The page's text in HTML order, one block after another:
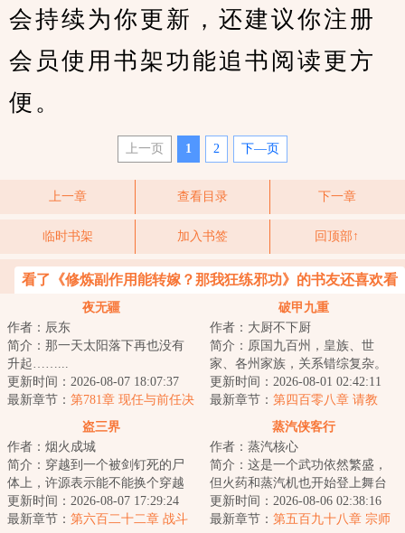
会持续为你更新，还建议你注册
会员使用书架功能追书阅读更方
便。
上一页 1 2 下—页
上一章 查看目录 下一章
临时书架 加入书签 回顶部↑
看了《修炼副作用能转嫁？那我狂练邪功》的书友还喜欢看
夜无疆
作者：辰东
简介：那一天太阳落下再也没有
升起……...
更新时间：2026-08-07 18:07:37
最新章节： 第781章 现任与前任决
破甲九重
作者：大厨不下厨
简介：原国九百州，皇族、世
家、各州家族，关系错综复杂。
武馆、道院，天、地、玄、黄四
阶武者，只有通过...
更新时间：2026-08-01 02:42:11
最新章节： 第四百零八章 请教
盗三界
作者：烟火成城
简介：穿越到一个被剑钉死的尸
体上，许源表示能不能换个穿越
对象，否则自己一附身就又又又
死了。面对这位...
更新时间：2026-08-07 17:29:24
最新章节： 第六百二十二章 战斗
蒸汽侠客行
作者：蒸汽核心
简介：这是一个武功依然繁盛，
但火药和蒸汽机也开始登上舞台
的世界。钢铁、火药和内功心法
同台竞技，战舰...
更新时间：2026-08-06 02:38:16
最新章节： 第五百九十八章 宗师